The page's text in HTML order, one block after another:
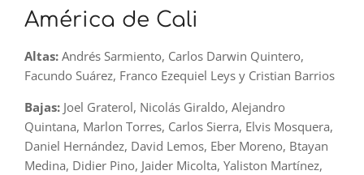
América de Cali
Altas: Andrés Sarmiento, Carlos Darwin Quintero,
Facundo Suárez, Franco Ezequiel Leys y Cristian Barrios
Bajas: Joel Graterol, Nicolás Giraldo, Alejandro
Quintana, Marlon Torres, Carlos Sierra, Elvis Mosquera,
Daniel Hernández, David Lemos, Eber Moreno, Btayan
Medina, Didier Pino, Jaider Micolta, Yaliston Martínez,